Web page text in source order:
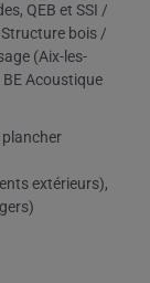
QEB et SSI /
bois /
(Aix-les-
Acoustique
plancher
extérieurs),